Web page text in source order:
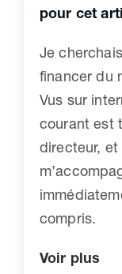
pour cet
Je
financer du
Vus sur
courant est
directeur,
compris.
Voir plus